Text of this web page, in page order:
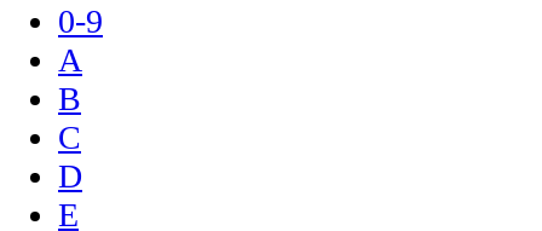
0-9
A
B
C
D
E